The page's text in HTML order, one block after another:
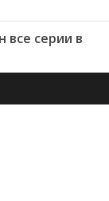
все серии в